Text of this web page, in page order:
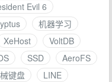
Evil 6
机器学习
XeHost
VoltDB
SSD
AeroFS
键盘
LINE